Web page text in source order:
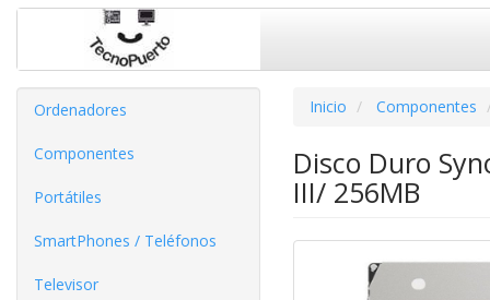
Ordenadores
Componentes
Portátiles
SmartPhones / Teléfonos
Televisor
Inicio Componentes
Disco Duro
III/ 256MB